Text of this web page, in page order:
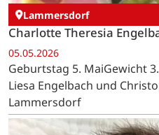
Lammersdorf
Charlotte Theresia
05.05.2026
Geburtstag 5. MaiGewicht
Liesa Engelbach und
Lammersdorf